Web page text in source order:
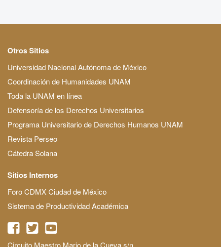
Otros Sitios
Universidad Nacional Autónoma de México
Coordinación de Humanidades UNAM
Toda la UNAM en línea
Defensoría de los Derechos Universitarios
Programa Universitario de Derechos Humanos UNAM
Revista Perseo
Cátedra Solana
Sitios Internos
Foro CDMX Ciudad de México
Sistema de Productividad Académica
Circuito Maestro Mario de la Cueva s/n